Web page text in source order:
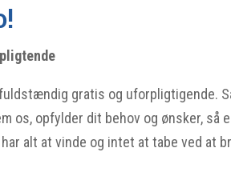
gratis og uforpligtigende.
os, opfylder dit behov og ønsker, så
alt at vinde og intet at tabe ved at